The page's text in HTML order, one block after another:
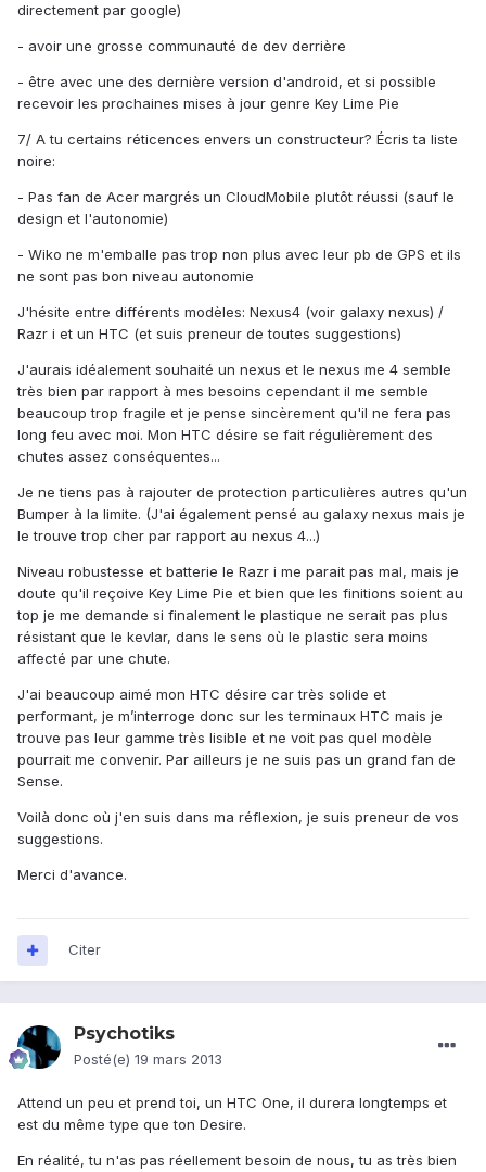
directement par google)
- avoir une grosse communauté de dev derrière
- être avec une des dernière version d'android, et si possible
recevoir les prochaines mises à jour genre Key Lime Pie
7/ A tu certains réticences envers un constructeur? Écris ta liste
noire:
- Pas fan de Acer margrés un CloudMobile plutôt réussi (sauf le
design et l'autonomie)
- Wiko ne m'emballe pas trop non plus avec leur pb de GPS et ils
ne sont pas bon niveau autonomie
J'hésite entre différents modèles: Nexus4 (voir galaxy nexus) /
Razr i et un HTC (et suis preneur de toutes suggestions)
J'aurais idéalement souhaité un nexus et le nexus me 4 semble
très bien par rapport à mes besoins cependant il me semble
beaucoup trop fragile et je pense sincèrement qu'il ne fera pas
long feu avec moi. Mon HTC désire se fait régulièrement des
chutes assez conséquentes...
Je ne tiens pas à rajouter de protection particulières autres qu'un
Bumper à la limite. (J'ai également pensé au galaxy nexus mais je
le trouve trop cher par rapport au nexus 4...)
Niveau robustesse et batterie le Razr i me parait pas mal, mais je
doute qu'il reçoive Key Lime Pie et bien que les finitions soient au
top je me demande si finalement le plastique ne serait pas plus
résistant que le kevlar, dans le sens où le plastic sera moins
affecté par une chute.
J'ai beaucoup aimé mon HTC désire car très solide et
performant, je m’interroge donc sur les terminaux HTC mais je
trouve pas leur gamme très lisible et ne voit pas quel modèle
pourrait me convenir. Par ailleurs je ne suis pas un grand fan de
Sense.
Voilà donc où j'en suis dans ma réflexion, je suis preneur de vos
suggestions.
Merci d'avance.
Citer
Psychotiks
Posté(e) 19 mars 2013
Attend un peu et prend toi, un HTC One, il durera longtemps et
est du même type que ton Desire.
En réalité, tu n'as pas réellement besoin de nous, tu as très bien